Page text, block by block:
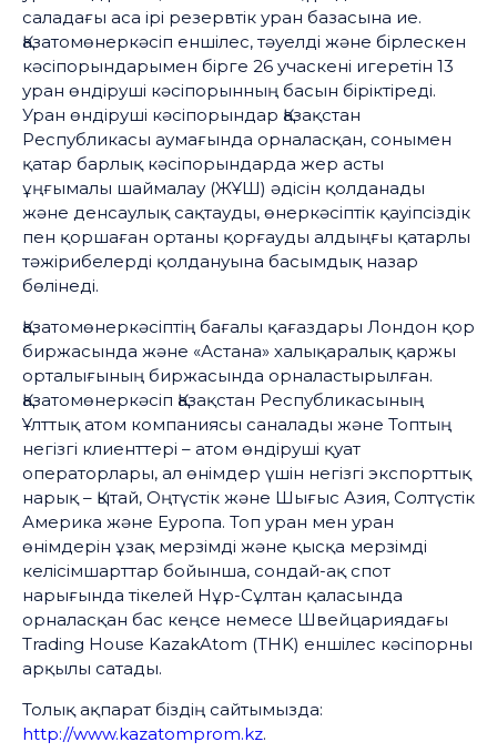
саладағы аса ірі резервтік уран базасына ие.
Қазатомөнеркәсіп еншілес, тәуелді және бірлескен
кәсіпорындарымен бірге 26 учаскені игеретін 13
уран өндіруші кәсіпорынның басын біріктіреді.
Уран өндіруші кәсіпорындар Қазақстан
Республикасы аумағында орналасқан, сонымен
қатар барлық кәсіпорындарда жер асты
ұңғымалы шаймалау (ЖҰШ) әдісін қолданады
және денсаулық сақтауды, өнеркәсіптік қауіпсіздік
пен қоршаған ортаны қорғауды алдыңғы қатарлы
тәжірибелерді қолдануына басымдық назар
бөлінеді.
Қазатомөнеркәсіптің бағалы қағаздары Лондон қор
биржасында және «Астана» халықаралық қаржы
орталығының биржасында орналастырылған.
Қазатомөнеркәсіп Қазақстан Республикасының
Ұлттық атом компаниясы саналады және Топтың
негізгі клиенттері – атом өндіруші қуат
операторлары, ал өнімдер үшін негізгі экспорттық
нарық – Қытай, Оңтүстік және Шығыс Азия, Солтүстік
Америка және Еуропа. Топ уран мен уран
өнімдерін ұзақ мерзімді және қысқа мерзімді
келісімшарттар бойынша, сондай-ақ спот
нарығында тікелей Нұр-Сұлтан қаласында
орналасқан бас кеңсе немесе Швейцариядағы
Trading House KazakAtom (THK) еншілес кәсіпорны
арқылы сатады.
Толық ақпарат біздің сайтымызда:
http://www.kazatomprom.kz.